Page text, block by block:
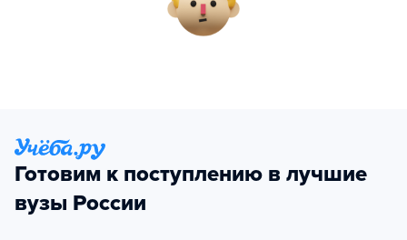
Готовим к поступлению в лучшие
вузы России